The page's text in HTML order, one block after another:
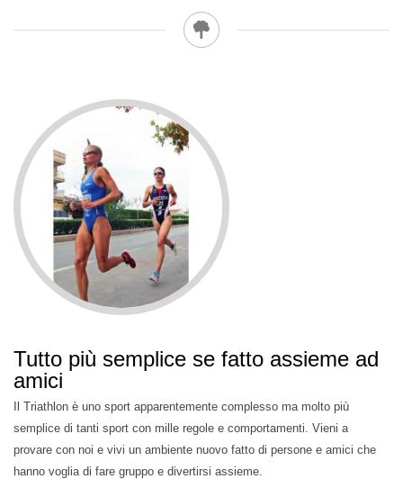
Tutto più semplice se fatto assieme ad
amici
Il Triathlon è uno sport apparentemente complesso ma molto più
semplice di tanti sport con mille regole e comportamenti. Vieni a
provare con noi e vivi un ambiente nuovo fatto di persone e amici che
hanno voglia di fare gruppo e divertirsi assieme.